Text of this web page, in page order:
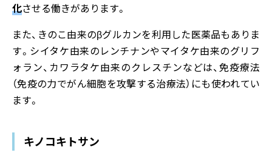
化させる働きがあります。
また、きのこ由来のβグルカンを利用した医薬品もありま
す。シイタケ由来のレンチナンやマイタケ由来のグリフ
ォラン、カワラタケ由来のクレスチンなどは、免疫療法
（免疫の力でがん細胞を攻撃する治療法）にも使われてい
ます。
キノコキトサン